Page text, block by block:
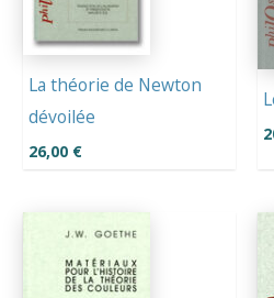
La théorie de Newton
dévoilée
26,00 €